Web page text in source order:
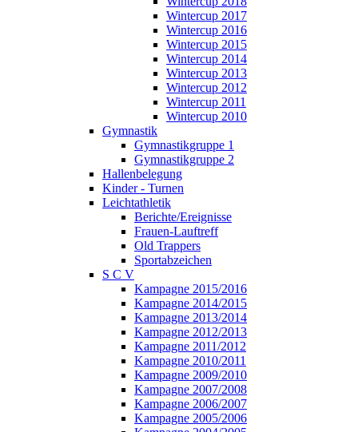
Wintercup 2017
Wintercup 2016
Wintercup 2015
Wintercup 2014
Wintercup 2013
Wintercup 2012
Wintercup 2011
Wintercup 2010
Gymnastik
Gymnastikgruppe 1
Gymnastikgruppe 2
Hallenbelegung
Kinder - Turnen
Leichtathletik
Berichte/Ereignisse
Frauen-Lauftreff
Old Trappers
Sportabzeichen
S C V
Kampagne 2015/2016
Kampagne 2014/2015
Kampagne 2013/2014
Kampagne 2012/2013
Kampagne 2011/2012
Kampagne 2010/2011
Kampagne 2009/2010
Kampagne 2007/2008
Kampagne 2006/2007
Kampagne 2005/2006